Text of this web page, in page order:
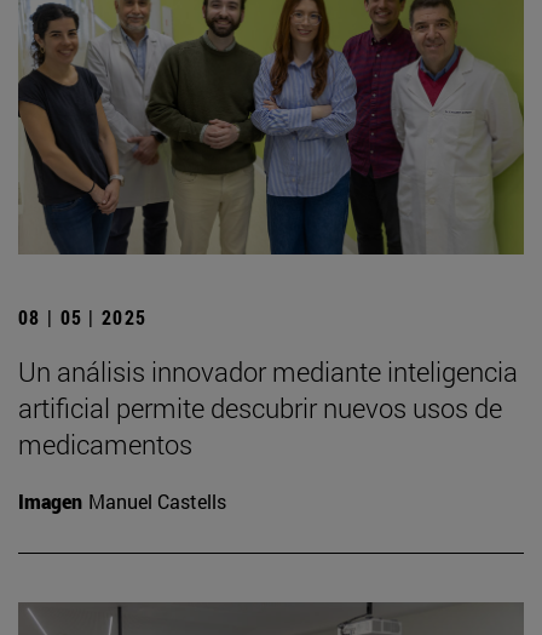
08 | 05 | 2025
Un análisis innovador mediante inteligencia
artificial permite descubrir nuevos usos de
medicamentos
Imagen Manuel Castells